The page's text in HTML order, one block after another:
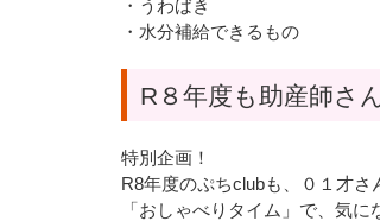
・うわばき
・水分補給できるもの
R８年度も助産師さ
特別企画！
R8年度のぷちclubも、０１才
「おしゃべりタイム」で、気